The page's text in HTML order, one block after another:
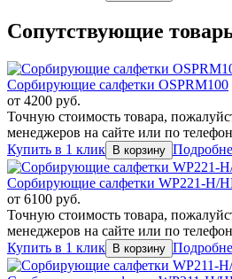
Сопутствующие
Сорбирующие салфетки OSPRM100
от 4200 руб.
Точную стоимость товара,
менеджеров на сайте или по
Купить в 1 клик
Сорбирующие салфетки WP221-H/
от 6100 руб.
Точную стоимость товара,
менеджеров на сайте или по
Купить в 1 клик